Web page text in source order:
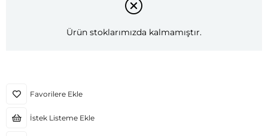
Ürün stoklarımızda kalmamıştır.
Favorilere Ekle
İstek Listeme Ekle